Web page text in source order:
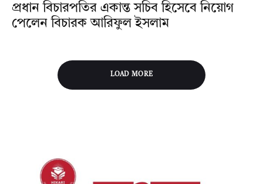
প্রধান বিচারপতির একান্ত সচিব হিসেবে নিয়োগ
পেলেন বিচারক আরিফুল ইসলাম
LOAD MORE